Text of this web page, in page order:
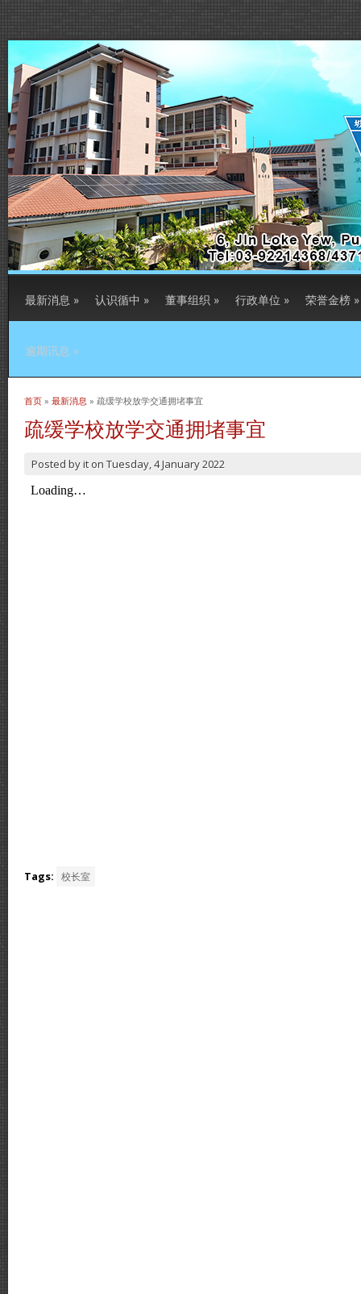
最新消息 » 认识循中 » 董事组织 » 行政单位 » 荣誉金榜 »
逾期讯息 »
当前位置
首页 » 最新消息 » 疏缓学校放学交通拥堵事宜
疏缓学校放学交通拥堵事宜
Posted byit on Tuesday, 4 January 2022
Tags: 校长室